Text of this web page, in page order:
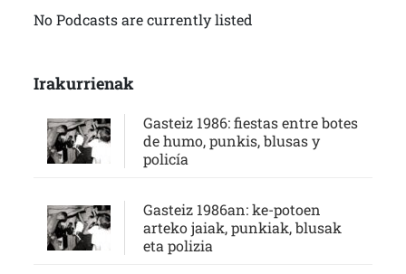
No Podcasts are currently listed
Irakurrienak
Gasteiz 1986: fiestas entre botes
de humo, punkis, blusas y
policía
Gasteiz 1986an: ke-potoen
arteko jaiak, punkiak, blusak
eta polizia